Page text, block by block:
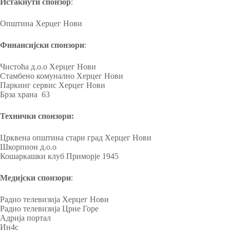
Општина Херцег Нови
Финансијски спонзори:
Чистоћа д.о.о Херцег Нови
Стамбено комунално Херцег Нови
Паркинг сервис Херцег Нови
Брза храна 63
Технички спонзори:
Црквена општина стари град Херцег Нови
Шкорпион д.о.о
Кошаркашки клуб Приморје 1945
Медијски спонзори:
Радио телевизија Херцег Нови
Радио телевизија Црне Горе
Адрија портал
Ин4с